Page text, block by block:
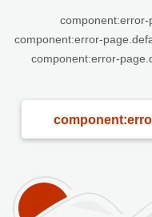
component:error-
component:error-